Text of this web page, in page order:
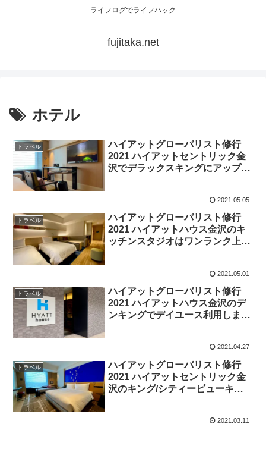
ライフログでライフハック
fujitaka.net
ホテル
トラベル
ハイアットグローバリスト修行
2021 ハイアットセントリック金
沢でデラックスキングにアップグ
2021.05.05
トラベル
ハイアットグローバリスト修行
2021 ハイアットハウス金沢のキ
ッチンスタジオはワンランク上の
2021.05.01
トラベル
ハイアットグローバリスト修行
2021 ハイアットハウス金沢のデ
ンキングでデイユース利用しまし
2021.04.27
トラベル
ハイアットグローバリスト修行
2021 ハイアットセントリック金
沢のキング/シティービューキン
2021.03.11